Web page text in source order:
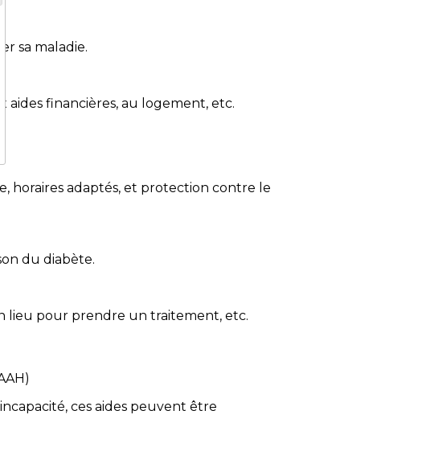
sa maladie.
aides financières, au logement, etc.
horaires adaptés, et protection contre le
du diabète.
lieu pour prendre un traitement, etc.
ces aides peuvent être